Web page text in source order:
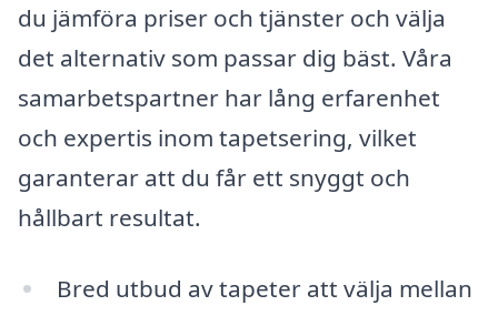
du jämföra priser och tjänster och välja
det alternativ som passar dig bäst. Våra
samarbetspartner har lång erfarenhet
och expertis inom tapetsering, vilket
garanterar att du får ett snyggt och
hållbart resultat.
Bred utbud av tapeter att välja mellan